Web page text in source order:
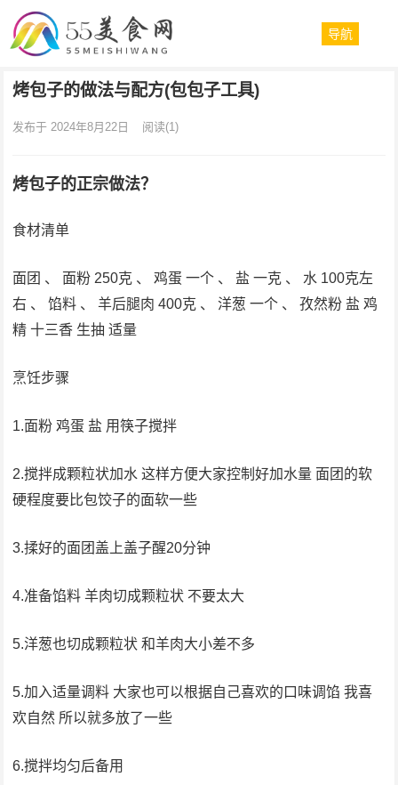
导航
烤包子的做法与配方(包包子工具)
发布于 2024年8月22日 阅读(1)
烤包子的正宗做法？
食材清单
面团 、 面粉 250克 、 鸡蛋 一个 、 盐 一克 、 水 100克左
右 、 馅料 、 羊后腿肉 400克 、 洋葱 一个 、 孜然粉 盐 鸡
精 十三香 生抽 适量
烹饪步骤
1.面粉 鸡蛋 盐 用筷子搅拌
2.搅拌成颗粒状加水 这样方便大家控制好加水量 面团的软
硬程度要比包饺子的面软一些
3.揉好的面团盖上盖子醒20分钟
4.准备馅料 羊肉切成颗粒状 不要太大
5.洋葱也切成颗粒状 和羊肉大小差不多
5.加入适量调料 大家也可以根据自己喜欢的口味调馅 我喜
欢自然 所以就多放了一些
6.搅拌均匀后备用